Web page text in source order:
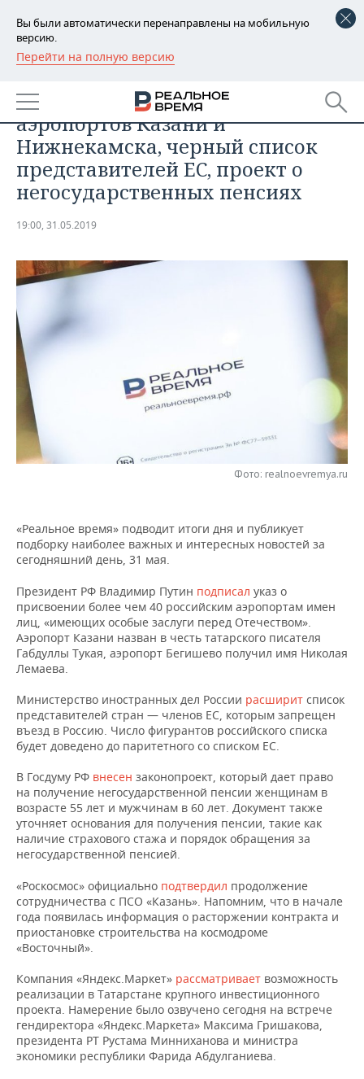
Вы были автоматически перенаправлены на мобильную
версию.
Перейти на полную версию
РЕГИОНЫ
БАШКОРТОСТАН
ТАТАРСТАН
УДМУРТИЯ
НОВОСТИ
АНАЛИТИКА
НОВОСТИ АНАЛИТИКИ
ДЕКЛАРАЦИИ О ДОХОДАХ
ВУЗЫ ТАТАРСТАНА
КОМУ ПРИНАДЛЕЖАТ
ТОРГОВЫЕ ЦЕНТРЫ
ТАТАРСТАНА
ЭКОНОМИКА
НОВОСТИ ЭКОНОМИКИ
БАНКИ
БЮДЖЕТ
ИНВЕСТИЦИИ
ПРОМЫШЛЕННОСТЬ
ПРОМЫШЛЕННОСТИ
МАШИНОСТРОЕНИЕ
НЕФТЕХИМИЯ
НЕФТЬ
ОПК
НОВОСТИ НЕДВИЖИМОСТИ
АВТО
НОВОСТИ АВТО
БИЗНЕС
НОВОСТИ БИЗНЕСА
РОЗНИЧНАЯ ТОРГОВЛЯ
ТРАНСПОРТ
ТЕХНОЛОГИИ
НОВОСТИ ТЕХНОЛОГИЙ
IT
МЕРОПРИЯТИЯ
НОВОСТИ МЕРОПРИЯТИЙ
ONLINE-КОНФЕРЕНЦИИ
СПОРТ
ХОККЕЙ
ВОЛЕЙБОЛ
КИБЕРСПОРТ
ФИГУРНОЕ КАТАНИЕ
ВОДНЫЕ ВИДЫ СПОРТА
ХОККЕЙ С МЯЧОМ
ВЛАСТЬ
ИСТОРИЯ
КУЛЬТУРА
МЕДИЦИНА
ОБРАЗОВАНИЕ
ПРОИСШЕСТВИЯ
СЮЖЕТЫ
СПИСОК ПЕРСОН
СПИСОК КОМПАНИЙ
ПОЛНАЯ ВЕРСИЯ
Итоги дня: новые имена
аэропортов Казани и
Нижнекамска, черный список
представителей ЕС, проект о
негосударственных пенсиях
19:00, 31.05.2019
Фото: realnoevremya.ru
«Реальное время» подводит итоги дня и публикует
подборку наиболее важных и интересных новостей за
сегодняшний день, 31 мая.
Президент РФ Владимир Путин подписал указ о
присвоении более чем 40 российским аэропортам имен
лиц, «имеющих особые заслуги перед Отечеством».
Аэропорт Казани назван в честь татарского писателя
Габдуллы Тукая, аэропорт Бегишево получил имя Николая
Лемаева.
Министерство иностранных дел России расширит список
представителей стран — членов ЕС, которым запрещен
въезд в Россию. Число фигурантов российского списка
будет доведено до паритетного со списком ЕС.
В Госдуму РФ внесен законопроект, который дает право
на получение негосударственной пенсии женщинам в
возрасте 55 лет и мужчинам в 60 лет. Документ также
уточняет основания для получения пенсии, такие как
наличие страхового стажа и порядок обращения за
негосударственной пенсией.
«Роскосмос» официально подтвердил продолжение
сотрудничества с ПСО «Казань». Напомним, что в начале
года появилась информация о расторжении контракта и
приостановке строительства на космодроме
«Восточный».
Компания «Яндекс.Маркет» рассматривает возможность
реализации в Татарстане крупного инвестиционного
проекта. Намерение было озвучено сегодня на встрече
гендиректора «Яндекс.Маркета» Максима Гришакова,
президента РТ Рустама Минниханова и министра
экономики республики Фарида Абдулганиева.